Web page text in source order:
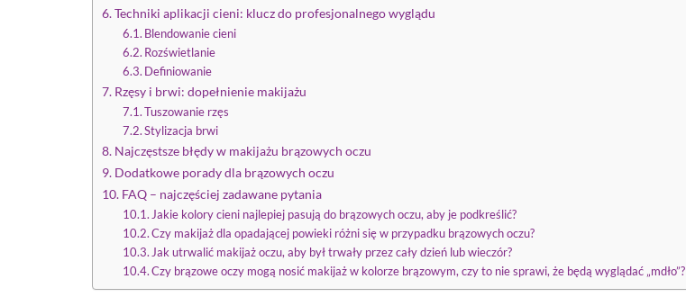
Techniki aplikacji cieni: klucz do profesjonalnego wyglądu
Blendowanie cieni
Rozświetlanie
Definiowanie
Rzęsy i brwi: dopełnienie makijażu
Tuszowanie rzęs
Stylizacja brwi
Najczęstsze błędy w makijażu brązowych oczu
Dodatkowe porady dla brązowych oczu
FAQ – najczęściej zadawane pytania
Jakie kolory cieni najlepiej pasują do brązowych oczu, aby je podkreślić?
Czy makijaż dla opadającej powieki różni się w przypadku brązowych oczu?
Jak utrwalić makijaż oczu, aby był trwały przez cały dzień lub wieczór?
Czy brązowe oczy mogą nosić makijaż w kolorze brązowym, czy to nie sprawi, że będą wyglądać „mdło”?